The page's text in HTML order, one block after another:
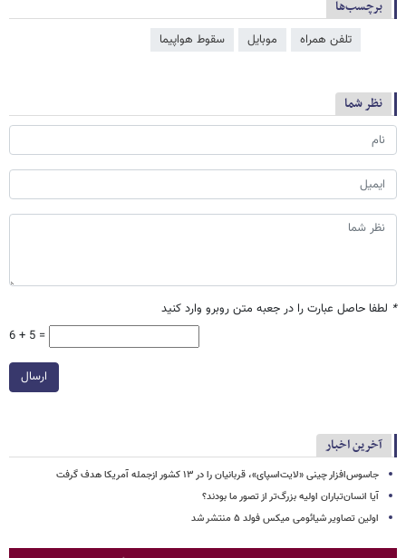
برچسب‌ها
تلفن همراه موبایل سقوط هواپیما
نظر شما
* لطفا حاصل عبارت را در جعبه متن روبرو وارد کنید
6 + 5 =
ارسال
آخرین اخبار
جاسوس‌افزار چینی «لایت‌اسپای»، قربانیان را در ۱۳ کشور ازجمله آمریکا هدف گرفت
آیا انسان‌تباران اولیه بزرگ‌تر از تصور ما بودند؟
اولین تصاویر شیائومی میکس فولد ۵ منتشر شد